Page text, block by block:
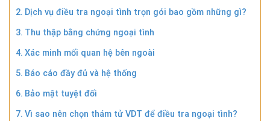
Dịch vụ điều tra ngoại tình trọn gói bao gồm những gì?
Thu thập bằng chứng ngoại tình
Xác minh mối quan hệ bên ngoài
Báo cáo đầy đủ và hệ thống
Bảo mật tuyệt đối
Vì sao nên chọn thám tử VDT để điều tra ngoại tình?